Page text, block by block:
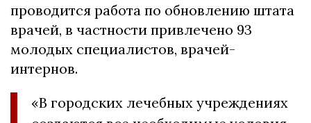
проводится работа по обновлению штата
врачей, в частности привлечено 93
молодых специалистов, врачей-
интернов.
«В городских лечебных учреждениях